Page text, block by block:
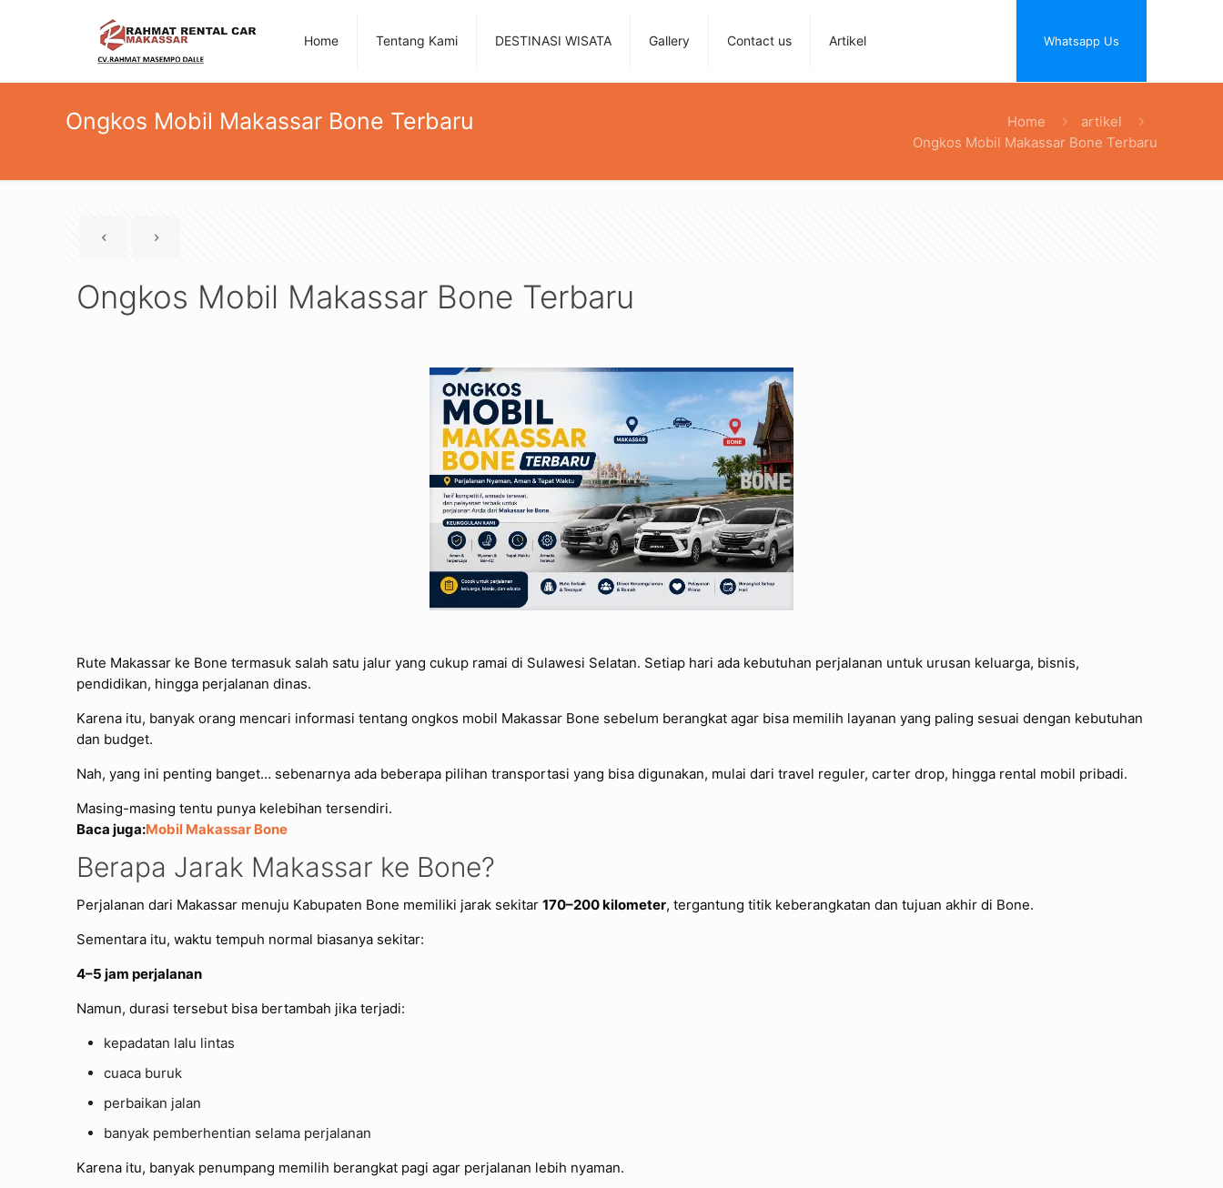
Home Tentang Kami DESTINASI WISATA Gallery Contact us Artikel Whatsapp Us
Ongkos Mobil Makassar Bone Terbaru Home
artikel
Ongkos Mobil Makassar Bone Terbaru
Ongkos Mobil Makassar Bone Terbaru
Rute Makassar ke Bone termasuk salah satu jalur yang cukup ramai di Sulawesi Selatan. Setiap hari ada kebutuhan perjalanan untuk urusan keluarga, bisnis,
pendidikan, hingga perjalanan dinas.
Karena itu, banyak orang mencari informasi tentang ongkos mobil Makassar Bone sebelum berangkat agar bisa memilih layanan yang paling sesuai dengan kebutuhan
dan budget.
Nah, yang ini penting banget… sebenarnya ada beberapa pilihan transportasi yang bisa digunakan, mulai dari travel reguler, carter drop, hingga rental mobil pribadi.
Masing-masing tentu punya kelebihan tersendiri.
Baca juga:Mobil Makassar Bone
Berapa Jarak Makassar ke Bone?
Perjalanan dari Makassar menuju Kabupaten Bone memiliki jarak sekitar 170–200 kilometer, tergantung titik keberangkatan dan tujuan akhir di Bone.
Sementara itu, waktu tempuh normal biasanya sekitar:
4–5 jam perjalanan
Namun, durasi tersebut bisa bertambah jika terjadi:
kepadatan lalu lintas
cuaca buruk
perbaikan jalan
banyak pemberhentian selama perjalanan
Karena itu, banyak penumpang memilih berangkat pagi agar perjalanan lebih nyaman.